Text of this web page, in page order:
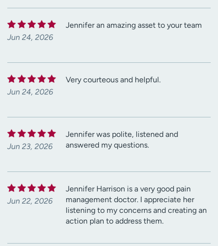
Jun 24, 2026
Jennifer an amazing asset to your team
Jun 24, 2026
Very courteous and helpful.
Jun 23, 2026
Jennifer was polite, listened and
answered my questions.
Jun 22, 2026
Jennifer Harrison is a very good pain
management doctor. I appreciate her
listening to my concerns and creating an
action plan to address them.